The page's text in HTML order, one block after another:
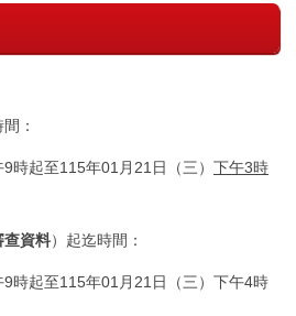
：
時起至115年01月21日（三） 下午3時
查資料）起迄時間：
時起至115年01月21日（三）下午4時